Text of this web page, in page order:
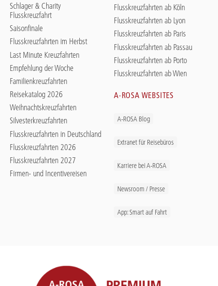
Schlager & Charity
Flusskreuzfahrt
Saisonfinale
Flusskreuzfahrten im Herbst
Last Minute Kreuzfahrten
Empfehlung der Woche
Familienkreuzfahrten
Reisekatalog 2026
Weihnachtskreuzfahrten
Silvesterkreuzfahrten
Flusskreuzfahrten in Deutschland
Flusskreuzfahrten 2026
Flusskreuzfahrten 2027
Firmen- und Incentivereisen
Flusskreuzfahrten ab Köln
Flusskreuzfahrten ab Lyon
Flusskreuzfahrten ab Paris
Flusskreuzfahrten ab Passau
Flusskreuzfahrten ab Porto
Flusskreuzfahrten ab Wien
A-ROSA WEBSITES
A-ROSA Blog
Extranet für Reisebüros
Karriere bei A-ROSA
Newsroom / Presse
App: Smart auf Fahrt